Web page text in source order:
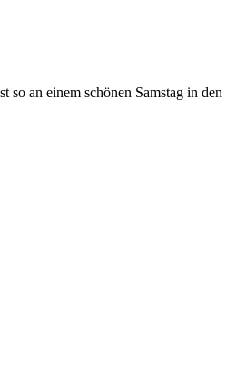
an einem schönen Samstag in den